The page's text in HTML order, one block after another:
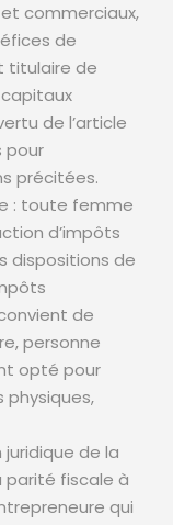
commerciaux,
de
titulaire de
de l’article
pour
précitées.
: toute femme
d’impôts
dispositions de
de
personne
opté pour
physiques,
de la
parité fiscale à
qui